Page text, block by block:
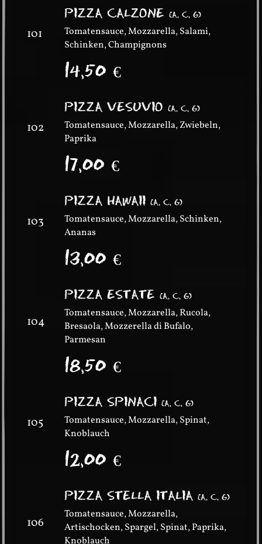
101
PIZZA CALZONE(A, C, G)
Tomatensauce, Mozzarella, Salami,
Schinken, Champignons
14,50€
102
PIZZA VESUVIO(A, C, G)
Tomatensauce, Mozzarella, Zwiebeln,
Paprika
17,00€
103
PIZZA HAWAII(A, C, G)
Tomatensauce, Mozzarella, Schinken,
Ananas
13,00€
104
PIZZA ESTATE(A, C, G)
Tomatensauce, Mozzarella, Rucola,
Bresaola, Mozzerella di Bufalo,
Parmesan
18,50€
105
PIZZA SPINACI(A, C, G)
Tomatensauce, Mozzarella, Spinat,
Knoblauch
12,00€
106
PIZZA STELLA ITALIA(A, C, G)
Tomatensauce, Mozzarella,
Artischocken, Spargel, Spinat, Paprika,
Knoblauch